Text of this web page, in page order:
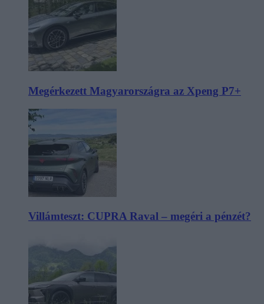
Megérkezett Magyarországra az Xpeng P7+
Villámteszt: CUPRA Raval – megéri a pénzét?